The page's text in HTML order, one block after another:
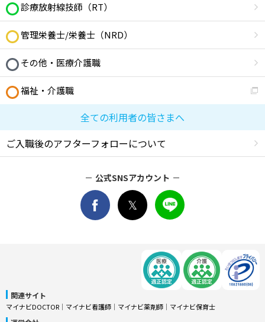
診療放射線技師（RT）
管理栄養士/栄養士（NRD）
その他・医療介護職
福祉・介護職
全ての利用者の皆さまへ
ご入職後のアフターフォローについて
公式SNSアカウント
関連サイト
マイナビDOCTOR │ マイナビ看護師 │ マイナビ薬剤師 │ マイナビ保育士